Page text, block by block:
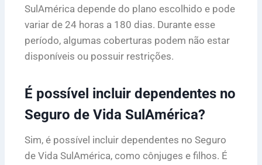
SulAmérica depende do plano escolhido e pode
variar de 24 horas a 180 dias. Durante esse
período, algumas coberturas podem não estar
disponíveis ou possuir restrições.
É possível incluir dependentes no
Seguro de Vida SulAmérica?
Sim, é possível incluir dependentes no Seguro
de Vida SulAmérica, como cônjuges e filhos. É